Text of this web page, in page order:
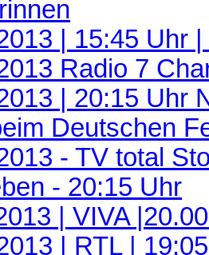
| 15:45 Uhr
Radio 7
| 20:15 Uhr
Deutschen
- TV total
- 20:15 Uhr
| VIVA
| RTL |